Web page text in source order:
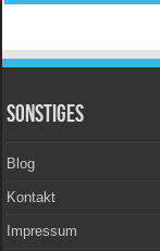
Sonstiges
Blog
Kontakt
Impressum